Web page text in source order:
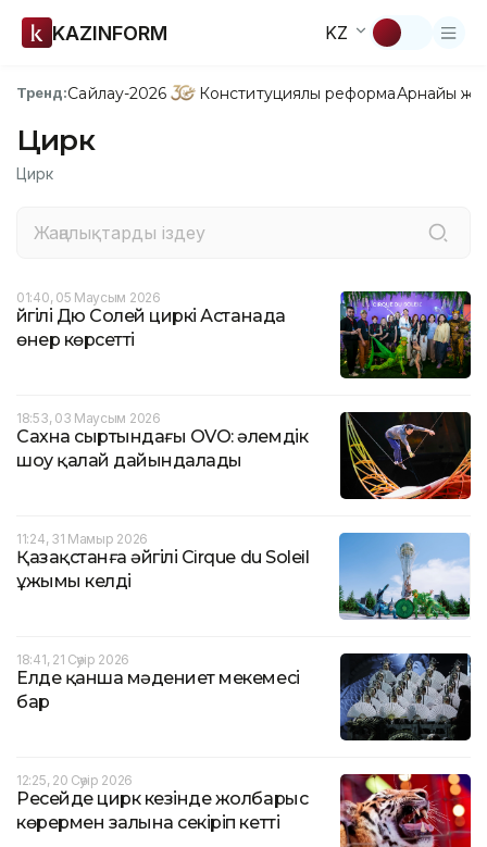
KAZINFORM KZ
Тренд:Сайлау-2026 Конституциялық реформаАрнайы
Цирк
Цирк
01:40, 05 Маусым 2026
Әйгілі Дю Солей циркі Астанада
өнер көрсетті
18:53, 03 Маусым 2026
Сахна сыртындағы OVO: әлемдік
шоу қалай дайындалады
11:24, 31 Мамыр 2026
Қазақстанға әйгілі Cirque du Soleil
ұжымы келді
18:41, 21 Сәуір 2026
Елде қанша мәдениет мекемесі
бар
12:25, 20 Сәуір 2026
Ресейде цирк кезінде жолбарыс
көрермен залына секіріп кетті